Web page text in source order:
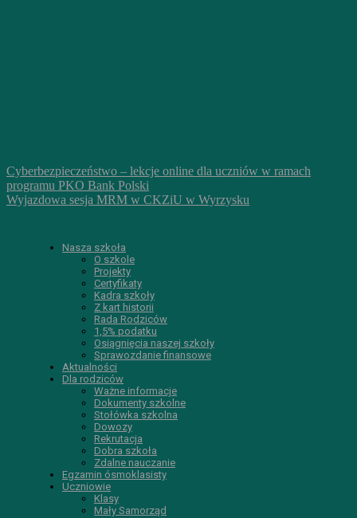
Cyberbezpieczeństwo – lekcje online dla uczniów w ramach
programu PKO Bank Polski
Wyjazdowa sesja MRM w CKZiU w Wyrzysku
Nasza szkoła
O szkole
Projekty
Certyfikaty
Kadra szkoły
Z kart historii
Rada Rodziców
1,5% podatku
Osiągnięcia naszej szkoły
Sprawozdanie finansowe
Aktualności
Dla rodziców
Ważne informacje
Dokumenty szkolne
Stołówka szkolna
Dowozy
Rekrutacja
Dobra szkoła
Zdalne nauczanie
Egzamin ósmoklasisty
Uczniowie
Klasy
Mały Samorząd